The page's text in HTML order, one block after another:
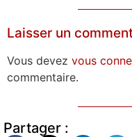
Laisser un
Vous devez vous
commentaire.
Partager :